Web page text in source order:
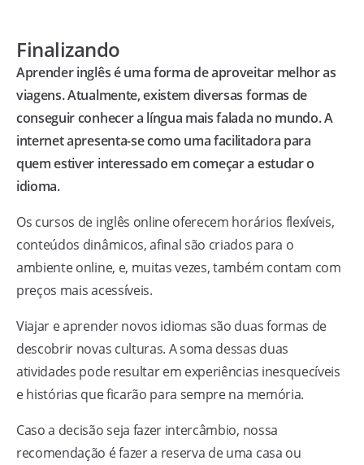
Finalizando
Aprender inglês é uma forma de aproveitar melhor as
viagens. Atualmente, existem diversas formas de
conseguir conhecer a língua mais falada no mundo. A
internet apresenta-se como uma facilitadora para
quem estiver interessado em começar a estudar o
idioma.
Os cursos de inglês online oferecem horários flexíveis,
conteúdos dinâmicos, afinal são criados para o
ambiente online, e, muitas vezes, também contam com
preços mais acessíveis.
Viajar e aprender novos idiomas são duas formas de
descobrir novas culturas. A soma dessas duas
atividades pode resultar em experiências inesquecíveis
e histórias que ficarão para sempre na memória.
Caso a decisão seja fazer intercâmbio, nossa
recomendação é fazer a reserva de uma casa ou